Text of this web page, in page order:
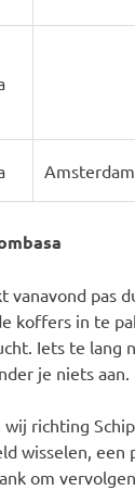
Amsterdam
vanavond pas
koffers in te
Iets te lang
je niets aan.
richting
wisselen, een
om